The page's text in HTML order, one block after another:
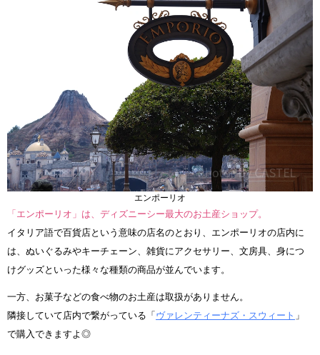
エンポーリオ
「エンポーリオ」は、ディズニーシー最大のお土産ショップ。
イタリア語で百貨店という意味の店名のとおり、エンポーリオの店内に
は、ぬいぐるみやキーチェーン、雑貨にアクセサリー、文房具、身につ
けグッズといった様々な種類の商品が並んでいます。
一方、お菓子などの食べ物のお土産は取扱がありません。
隣接していて店内で繋がっている「 ヴァレンティーナズ・スウィート 」
で購入できますよ◎